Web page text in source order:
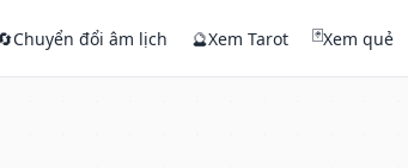
Chuyển đổi âm lịch 🔮Xem Tarot 🃏Xem quẻ